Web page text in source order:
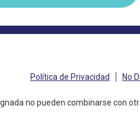
Política de Privacidad No
no pueden combinarse con